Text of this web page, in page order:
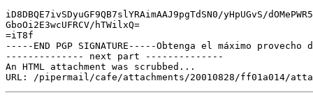
iD8DBQE7ivSDyuGF9QB7slYRAimAAJ9pgTdSN0/yHpUGvS/
GboOi2E3wcUFRCV/hTWilxQ=
=iT8f
-----END PGP SIGNATURE-----Obtenga el máximo
-------------- next part --------------
An HTML attachment was scrubbed...